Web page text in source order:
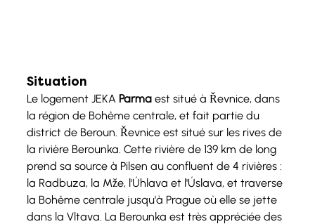
Situation
Le logement JEKA Parma est situé à Řevnice, dans
la région de Bohême centrale, et fait partie du
district de Beroun. Řevnice est situé sur les rives de
la rivière Berounka. Cette rivière de 139 km de long
prend sa source à Pilsen au confluent de 4 rivières :
la Radbuza, la Mže, l'Úhlava et l'Úslava, et traverse
la Bohême centrale jusqu'à Prague où elle se jette
dans la Vltava. La Berounka est très appréciée des